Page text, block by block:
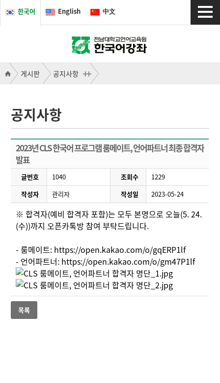
한국어 English 中文
게시판 공지사항
공지사항
2023년 CLS 한국어 프로그램 룸메이트, 언어파트너 최종 합격자
발표
글번호 1040 조회수
1229
작성자
관리자 작성일 2023-05-24
※ 합격자(예비 합격자 포함)는 모두 본명으로 오늘(5. 24.
(수))까지 오픈카톡방 참여 부탁드립니다.
- 룸메이트: https://open.kakao.com/o/gqERP1lf
- 언어파트너: https://open.kakao.com/o/gm47P1lf
목록